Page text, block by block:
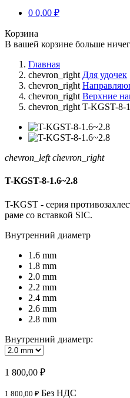
0 0,00 ₽
Корзина
В вашей корзине больше
Главная
chevron_right Для удочек
chevron_right
chevron_right Верхние
chevron_right T-KGST-8-
chevron_left chevron_right
T-KGST-8-1.6~2.8
T-KGST - серия
раме со вставкой SIC.
Внутренний диаметр
1.6 mm
1.8 mm
2.0 mm
2.2 mm
2.4 mm
2.6 mm
2.8 mm
Внутренний диаметр:
1 800,00 ₽
1 800,00 ₽ Без НДС